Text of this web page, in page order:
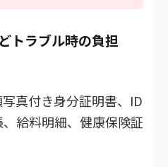
トラブル時の負担
真付き身分証明書、ID
給料明細、健康保険証